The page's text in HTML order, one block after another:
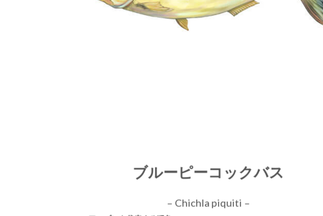
ブルーピーコックバス
– Chichla piquiti –